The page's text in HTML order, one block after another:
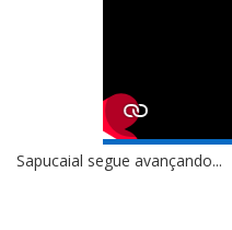
Sapucaial segue avançando...